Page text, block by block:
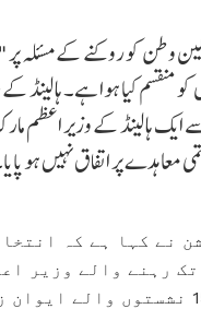
وطن کو روکنے کے مسئلہ
منقسم کیا ہوا ہے۔
سے ایک ہالینڈ کے وزیر
معاہدے پر اتفاق نہیں ہو
نے کہا ہے کہ
رہنے والے وزیر
میں پارلیمنٹ کی 150